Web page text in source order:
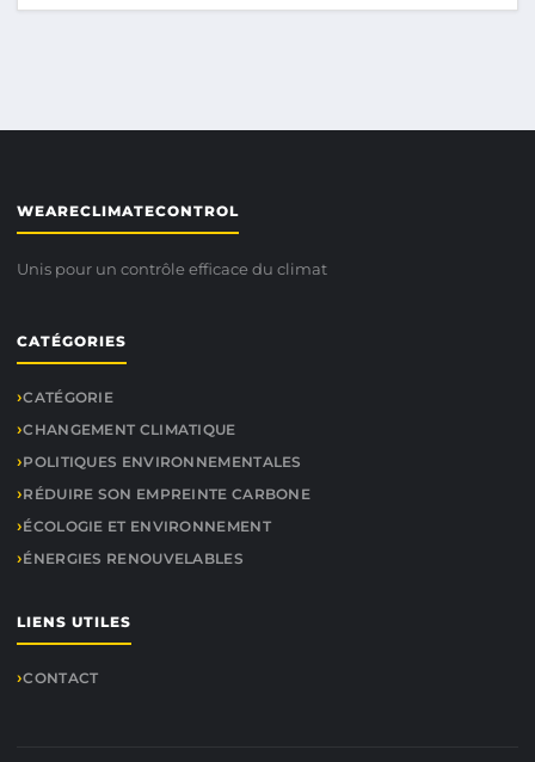
WEARECLIMATECONTROL
Unis pour un contrôle efficace du climat
CATÉGORIES
CATÉGORIE
CHANGEMENT CLIMATIQUE
POLITIQUES ENVIRONNEMENTALES
RÉDUIRE SON EMPREINTE CARBONE
ÉCOLOGIE ET ENVIRONNEMENT
ÉNERGIES RENOUVELABLES
LIENS UTILES
CONTACT